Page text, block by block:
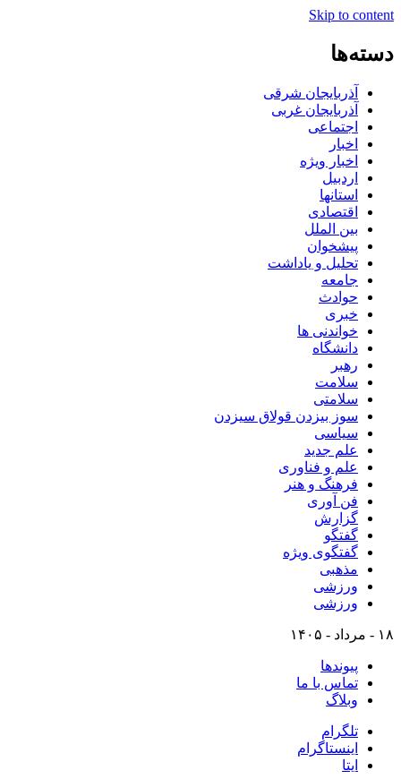
Skip to content
دسته‌ها
آذربایجان شرقی
آذربایجان غربی
اجتماعی
اخبار
اخبار ویژه
اردبیل
استانها
اقتصادی
بین الملل
پیشخوان
تحلیل و یاداشت
جامعه
حوادث
خبری
خواندنی ها
دانشگاه
رهبر
سلامت
سلامتی
سوز بیزدن قولاق سیزدن
سیاسی
علم جدید
علم و فناوری
فرهنگ و هنر
فن آوری
گزارش
گفتگو
گفتگوی ویژه
مذهبی
ورزشی
ورزشی
۱۸ - مرداد - ۱۴۰۵
پیوندها
تماس با ما
وبلاگ
تلگرام
اینستاگرام
ایتا